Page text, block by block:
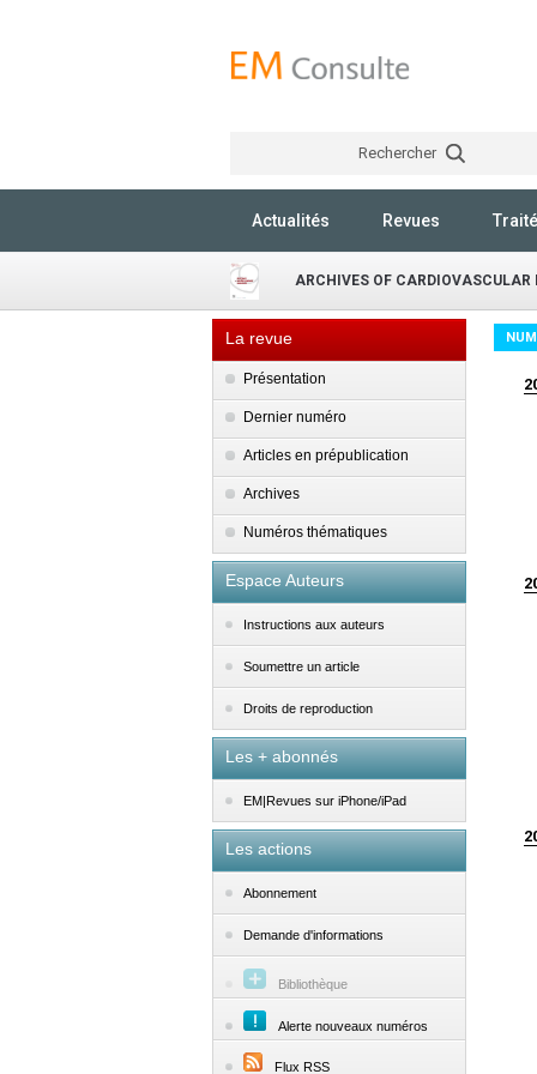
Rechercher
Actualités Revues
ARCHIVES OF CARDIOVASCULAR
La revue
Présentation
Dernier numéro
Articles en prépublication
Archives
Numéros thématiques
Espace Auteurs
Instructions aux auteurs
Soumettre un article
Droits de reproduction
Les + abonnés
EM|Revues sur iPhone/iPad
Les actions
Abonnement
Demande d'informations
Bibliothèque
Alerte nouveaux numéros
Flux RSS